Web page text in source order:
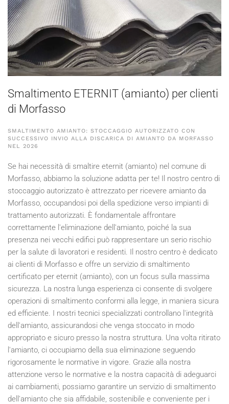
Smaltimento ETERNIT (amianto) per clienti
di Morfasso
SMALTIMENTO AMIANTO: STOCCAGGIO AUTORIZZATO CON
SUCCESSIVO INVIO ALLA DISCARICA DI AMIANTO DA MORFASSO
NEL 2026
Se hai necessità di smaltire eternit (amianto) nel comune di
Morfasso, abbiamo la soluzione adatta per te! Il nostro centro di
stoccaggio autorizzato è attrezzato per ricevere amianto da
Morfasso, occupandosi poi della spedizione verso impianti di
trattamento autorizzati. È fondamentale affrontare
correttamente l'eliminazione dell'amianto, poiché la sua
presenza nei vecchi edifici può rappresentare un serio rischio
per la salute di lavoratori e residenti. Il nostro centro è dedicato
ai clienti di Morfasso e offre un servizio di smaltimento
certificato per eternit (amianto), con un focus sulla massima
sicurezza. La nostra lunga esperienza ci consente di svolgere
operazioni di smaltimento conformi alla legge, in maniera sicura
ed efficiente. I nostri tecnici specializzati controllano l'integrità
dell'amianto, assicurandosi che venga stoccato in modo
appropriato e sicuro presso la nostra struttura. Una volta ritirato
l'amianto, ci occupiamo della sua eliminazione seguendo
rigorosamente le normative in vigore. Grazie alla nostra
attenzione verso le normative e la nostra capacità di adeguarci
ai cambiamenti, possiamo garantire un servizio di smaltimento
dell'amianto che sia affidabile, sostenibile e conveniente per i